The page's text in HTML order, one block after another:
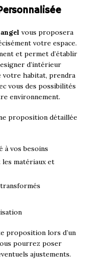
vous proposera
votre espace.
et permet d’établir
d’intérieur
votre habitat, prendra
vous des possibilités
environnement.
proposition détaillée
à vos besoins
les matériaux et
proposition lors d’un
pourrez poser
ajustements.